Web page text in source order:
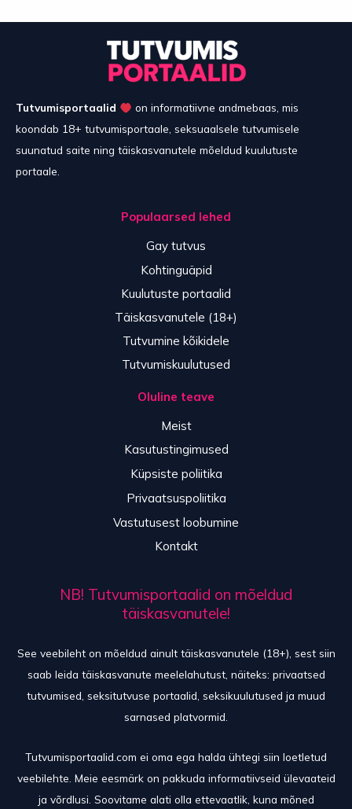
Tutvumisportaalid
on informatiivne andmebaas, mis
koondab 18+ tutvumisportaale, seksuaalsele tutvumisele
suunatud saite ning täiskasvanutele mõeldud kuulutuste
portaale.
Populaarsed lehed
Gay tutvus
Kohtinguäpid
Kuulutuste portaalid
Täiskasvanutele (18+)
Tutvumine kõikidele
Tutvumiskuulutused
Oluline teave
Meist
Kasutustingimused
Küpsiste poliitika
Privaatsuspoliitika
Vastutusest loobumine
Kontakt
NB! Tutvumisportaalid on mõeldud
täiskasvanutele!
See veebileht on mõeldud ainult täiskasvanutele (18+), sest siin
saab leida täiskasvanute meelelahutust, näiteks: privaatsed
tutvumised, seksitutvuse portaalid, seksikuulutused ja muud
sarnased platvormid.
Tutvumisportaalid.com ei oma ega halda ühtegi siin loetletud
veebilehte. Meie eesmärk on pakkuda informatiivseid ülevaateid
ja võrdlusi. Soovitame alati olla ettevaatlik, kuna mõned